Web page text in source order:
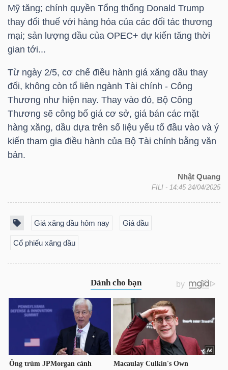
Mỹ tăng; chính quyền Tổng thống Donald Trump
thay đổi thuế với hàng hóa của các đối tác thương
mại; sản lượng dầu của OPEC+ dự kiến tăng thời
gian tới...
Từ ngày 2/5, cơ chế điều hành giá xăng dầu thay
đổi, không còn tổ liên ngành Tài chính - Công
Thương như hiện nay. Thay vào đó, Bộ Công
Thương sẽ công bố giá cơ sở, giá bán các mặt
hàng xăng, dầu dựa trên số liệu yếu tố đầu vào và ý
kiến tham gia điều hành của Bộ Tài chính bằng văn
bản.
Nhật Quang
FILI - 14:45 24/04/2025
Giá xăng dầu hôm nay Giá dầu
Cổ phiếu xăng dầu
CÁ
NHÂN
PHÂN
TÍCH
VIETSTOCKFINANCE
VĨ
NGÀNH
PHIẾU